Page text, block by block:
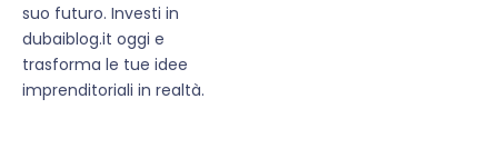
suo futuro. Investi in
dubaiblog.it oggi e
trasforma le tue idee
imprenditoriali in realtà.